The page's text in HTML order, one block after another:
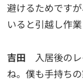
避けるためです
いると引越し作
吉田 入居後の
ね。僕も手持ち